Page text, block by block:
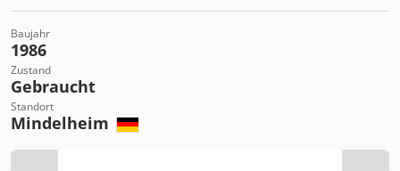
Baujahr
1986
Zustand
Gebraucht
Standort
Mindelheim